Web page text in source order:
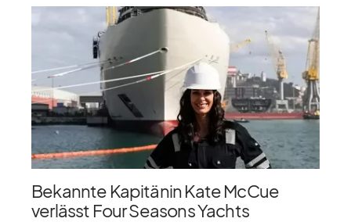
Bekannte Kapitänin Kate McCue
verlässt Four Seasons Yachts